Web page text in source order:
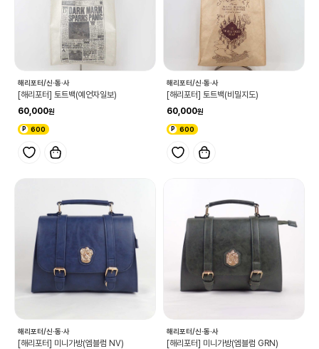
해리포터/신·동·사
[해리포터] 토트백(예언자일보)
60,000
600
해리포터/신·동·사
[해리포터] 토트백(비밀지도)
60,000
600
해리포터/신·동·사
[해리포터] 미니가방(엠블럼 NV)
해리포터/신·동·사
[해리포터] 미니가방(엠블럼 GRN)